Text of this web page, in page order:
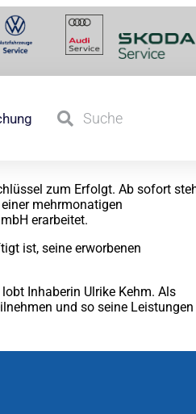
zum Erfolgt. Ab sofort
mehrmonatigen
erarbeitet.
ist, seine erworbenen
Inhaberin Ulrike Kehm. Als
und so seine Leistungen